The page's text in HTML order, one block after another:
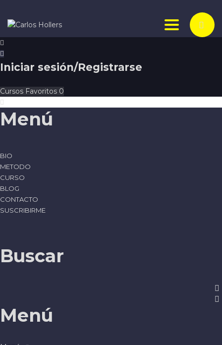
Toggle
Iniciar sesión/Registrarse
Cursos Favoritos 0
Menú
BIO
METODO
CURSO
BLOG
CONTACTO
SUSCRIBIRME
Buscar
Menú